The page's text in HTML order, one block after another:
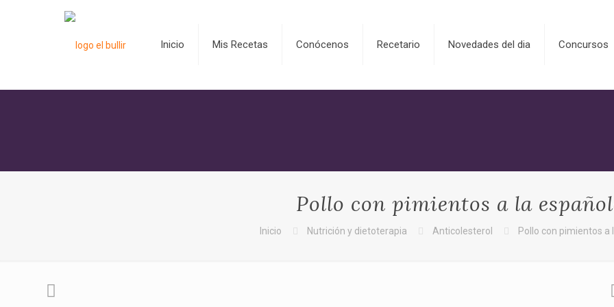
Inicio Mis Recetas Conócenos Recetario Novedades del dia Concursos
Pollo con pimientos a la
Inicio Nutrición y dietoterapia Anticolesterol Pollo con pimientos a